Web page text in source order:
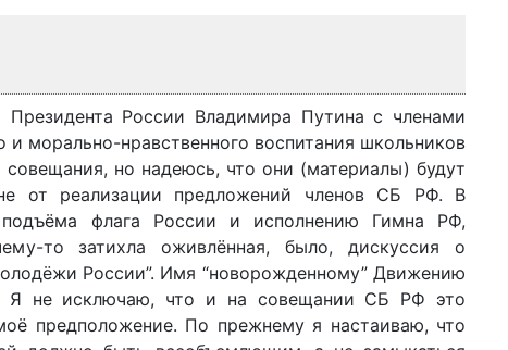
России Владимира Путина с членами
морально-нравственного воспитания школьников
но надеюсь, что они (материалы) будут
от реализации предложений членов СБ РФ. В
подъёма флага России и исполнению Гимна РФ,
то затихла оживлённая, было, дискуссия о
России”. Имя “новорожденному” Движению
Я не исключаю, что и на совещании СБ РФ это
предположение. По прежнему я настаиваю, что